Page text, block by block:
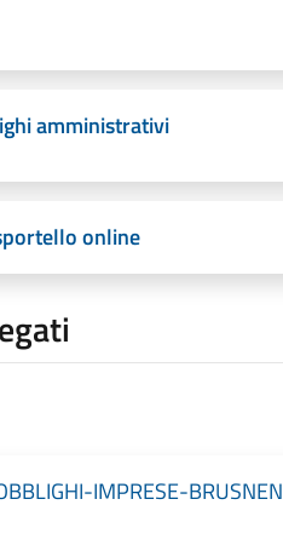
amministrativi
online
IMPRESE-